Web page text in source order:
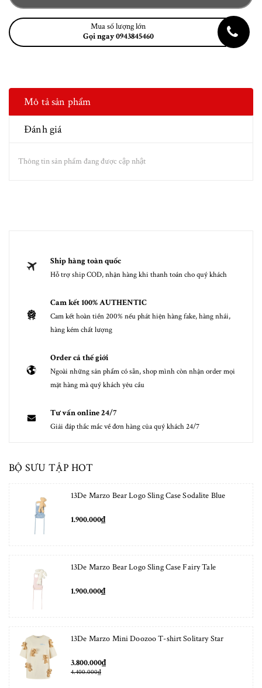
Mua số lượng lớn
Gọi ngay 0943845460
Mô tả sản phẩm
Đánh giá
Thông tin sản phẩm đang được cập nhật
Ship hàng toàn quốc
Hỗ trợ ship COD, nhận hàng khi thanh toán cho quý khách
Cam kết 100% AUTHENTIC
Cam kết hoàn tiền 200% nếu phát hiện hàng fake, hàng nhái,
hàng kém chất lượng
Order cả thế giới
Ngoài những sản phẩm có sẵn, shop mình còn nhận order mọi
mặt hàng mà quý khách yêu cầu
Tư vấn online 24/7
Giải đáp thắc mắc về đơn hàng của quý khách 24/7
BỘ SƯU TẬP HOT
13De Marzo Bear Logo Sling Case Sodalite Blue
1.900.000₫
13De Marzo Bear Logo Sling Case Fairy Tale
1.900.000₫
13De Marzo Mini Doozoo T-shirt Solitary Star
3.800.000₫
4.400.000₫